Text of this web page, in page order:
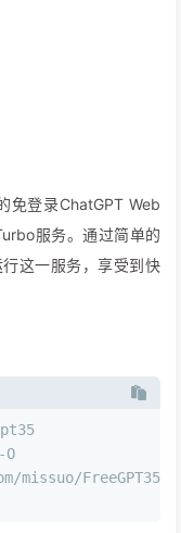
免登录ChatGPT Web
服务。通过简单的
这一服务，享受到快
FreeGPT35/